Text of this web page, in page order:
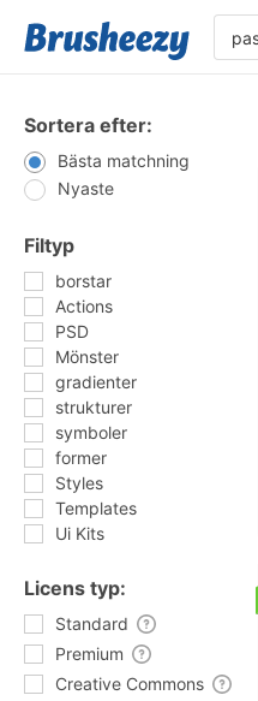
Sortera efter:
Bästa matchning
Nyaste
Filtyp
borstar
Actions
PSD
Mönster
gradienter
strukturer
symboler
former
Styles
Templates
Ui Kits
Licens typ:
Standard
Premium
Creative Commons